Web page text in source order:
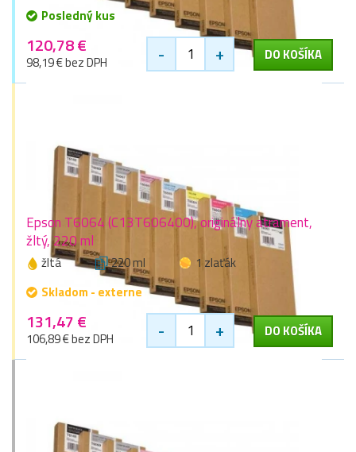
Posledný kus
120,78 €
98,19 € bez DPH - + DO KOŠÍKA
Epson T6064 (C13T606400), originálny atrament,
žltý, 220 ml
žltá 220 ml
1 zlaťák
Skladom - externe
131,47 €
106,89 € bez DPH - + DO KOŠÍKA